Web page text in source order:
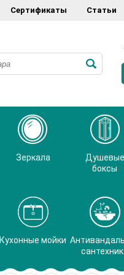
Сертификаты Статьи
Зеркала
Душевые
боксы
Кухонные мойки